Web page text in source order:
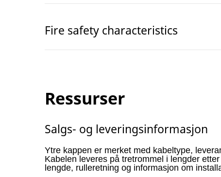
Fire safety characteristics
Ressurser
Salgs- og leveringsinformasjon
Ytre kappen er merket med kabeltype,
Kabelen leveres på tretrommel i lengder
lengde, rulleretning og informasjon om